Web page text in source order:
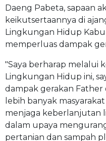
Daeng Pabeta, sapaan
keikutsertaannya di
Lingkungan Hidup
memperluas dampak
"Saya berharap melalui
Lingkungan Hidup ini,
dampak gerakan
lebih banyak
menjaga keberlanjutan
dalam upaya
pertanian dan sampah